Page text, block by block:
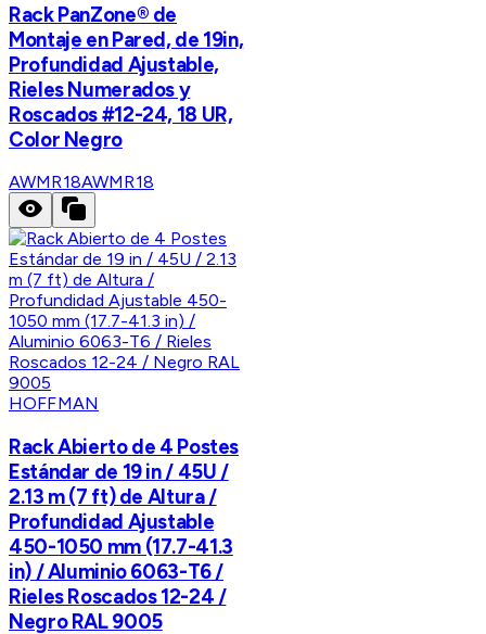
Rack PanZone® de
Montaje en Pared, de 19in,
Profundidad Ajustable,
Rieles Numerados y
Roscados #12-24, 18 UR,
Color Negro
AWMR18AWMR18
HOFFMAN
Rack Abierto de 4 Postes
Estándar de 19 in / 45U /
2.13 m (7 ft) de Altura /
Profundidad Ajustable
450-1050 mm (17.7-41.3
in) / Aluminio 6063-T6 /
Rieles Roscados 12-24 /
Negro RAL 9005